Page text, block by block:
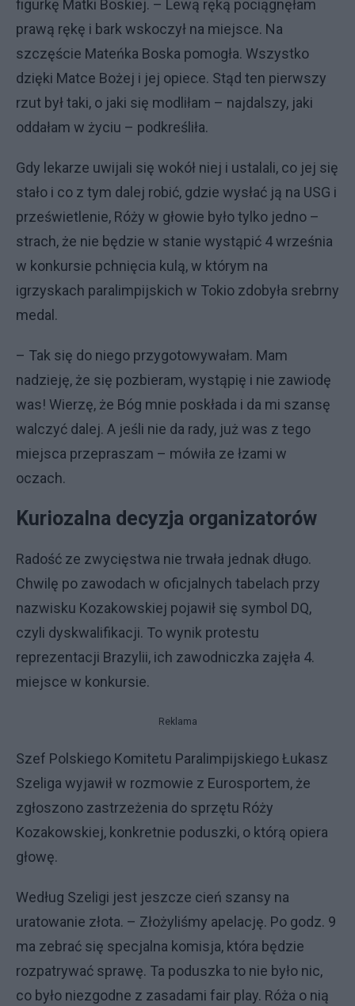
figurkę Matki Boskiej. – Lewą ręką pociągnęłam
prawą rękę i bark wskoczył na miejsce. Na
szczęście Mateńka Boska pomogła. Wszystko
dzięki Matce Bożej i jej opiece. Stąd ten pierwszy
rzut był taki, o jaki się modliłam – najdalszy, jaki
oddałam w życiu – podkreśliła.
Gdy lekarze uwijali się wokół niej i ustalali, co jej się
stało i co z tym dalej robić, gdzie wysłać ją na USG i
prześwietlenie, Róży w głowie było tylko jedno –
strach, że nie będzie w stanie wystąpić 4 września
w konkursie pchnięcia kulą, w którym na
igrzyskach paralimpijskich w Tokio zdobyła srebrny
medal.
– Tak się do niego przygotowywałam. Mam
nadzieję, że się pozbieram, wystąpię i nie zawiodę
was! Wierzę, że Bóg mnie poskłada i da mi szansę
walczyć dalej. A jeśli nie da rady, już was z tego
miejsca przepraszam – mówiła ze łzami w
oczach.
Kuriozalna decyzja organizatorów
Radość ze zwycięstwa nie trwała jednak długo.
Chwilę po zawodach w oficjalnych tabelach przy
nazwisku Kozakowskiej pojawił się symbol DQ,
czyli dyskwalifikacji. To wynik protestu
reprezentacji Brazylii, ich zawodniczka zajęła 4.
miejsce w konkursie.
Reklama
Szef Polskiego Komitetu Paralimpijskiego Łukasz
Szeliga wyjawił w rozmowie z Eurosportem, że
zgłoszono zastrzeżenia do sprzętu Róży
Kozakowskiej, konkretnie poduszki, o którą opiera
głowę.
Według Szeligi jest jeszcze cień szansy na
uratowanie złota. – Złożyliśmy apelację. Po godz. 9
ma zebrać się specjalna komisja, która będzie
rozpatrywać sprawę. Ta poduszka to nie było nic,
co było niezgodne z zasadami fair play. Róża o nią